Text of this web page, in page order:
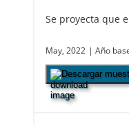
Se proyecta que
May, 2022 | Año
Descargar